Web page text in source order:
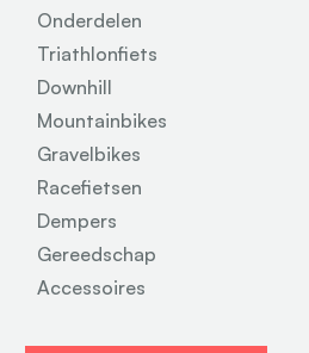
Onderdelen
Triathlonfiets
Downhill
Mountainbikes
Gravelbikes
Racefietsen
Dempers
Gereedschap
Accessoires